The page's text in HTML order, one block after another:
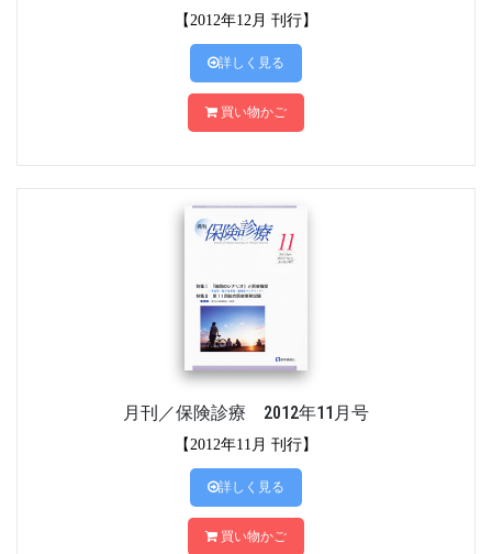
【2012年12月 刊行】
詳しく見る
買い物かご
月刊／保険診療 2012年11月号
【2012年11月 刊行】
詳しく見る
買い物かご